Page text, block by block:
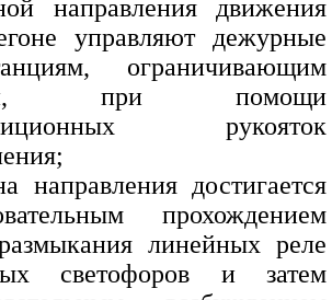
направления движения
управляют дежурные
ограничивающим
при помощи
рукояток
направления достигается
прохождением
линейных реле
светофоров и затем